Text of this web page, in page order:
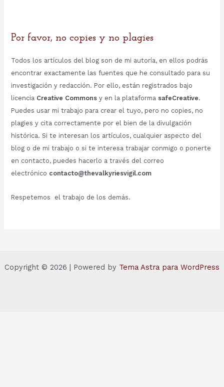
Por favor, no copies y no plagies
Todos los artículos del blog son de mi autoría, en ellos podrás
encontrar exactamente las fuentes que he consultado para su
investigación y redacción. Por ello, están registrados bajo
licencia Creative Commonsy en la plataforma safeCreative.
Puedes usar mi trabajo para crear el tuyo, pero no copies, no
plagies y cita correctamente por el bien de la divulgación
histórica. Si te interesan los artículos, cualquier aspecto del
blog o de mi trabajo o si te interesa trabajar conmigo o ponerte
en contacto, puedes hacerlo a través del correo
electrónico contacto@thevalkyriesvigil.com
Respetemos el trabajo de los demás.
Copyright © 2026 | Powered by Tema Astra para WordPress